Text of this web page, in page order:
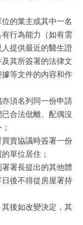
的業主或其中一名
行為能力（如有需
提供最近的醫生證
其所簽署的法律文
等文件的內容和作
須名列同一份申請
合法仳離、配偶沒
賣協議時簽署一份
單位居住；
署長提出的其他體
後不得從房屋署持
後如改變決定，其